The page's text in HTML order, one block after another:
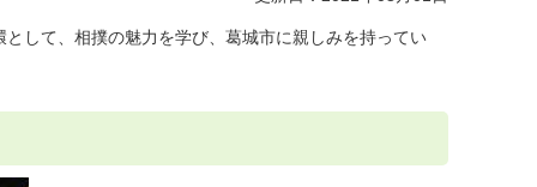
して、相撲の魅力を学び、葛城市に親しみを持ってい